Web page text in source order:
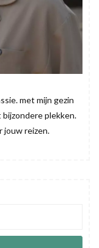
met mijn gezin
bijzondere plekken.
jouw reizen.